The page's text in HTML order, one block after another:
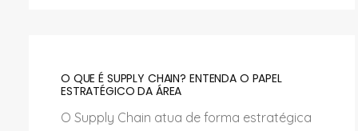
O QUE É SUPPLY CHAIN? ENTENDA O PAPEL
ESTRATÉGICO DA ÁREA
O Supply Chain atua de forma estratégica